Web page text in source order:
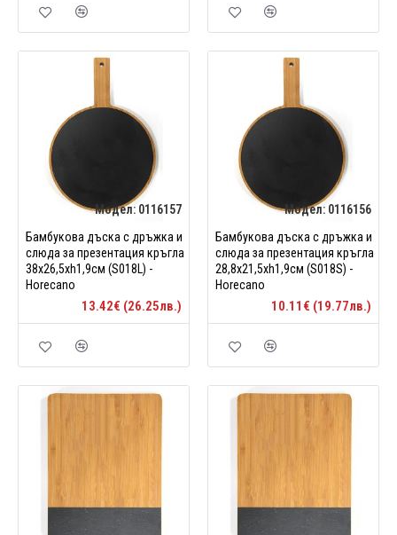
Модел: 0116157
Бамбукова дъска с дръжкa и
слюда за презентация кръгла
38x26,5xh1,9см (S018L) -
Horecano
13.42€ (26.25лв.)
Модел: 0116156
Бамбукова дъска с дръжка и
слюда за презентация кръгла
28,8x21,5xh1,9см (S018S) -
Horecano
10.11€ (19.77лв.)